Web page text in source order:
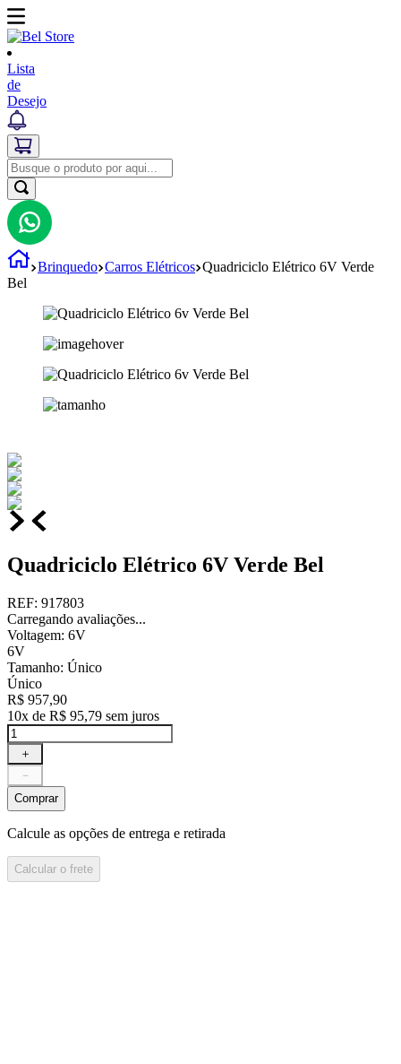
Lista
de
Desejo
Brinquedo Carros Elétricos Quadriciclo Elétrico 6V Verde
Bel
Quadriciclo Elétrico 6V Verde Bel
REF: 917803
Carregando avaliações...
Voltagem: 6V
6V
Tamanho: Único
Único
R$ 957,90
10x de R$ 95,79 sem juros
＋
－
Comprar
Calcule as opções de entrega e retirada
Calcular o frete